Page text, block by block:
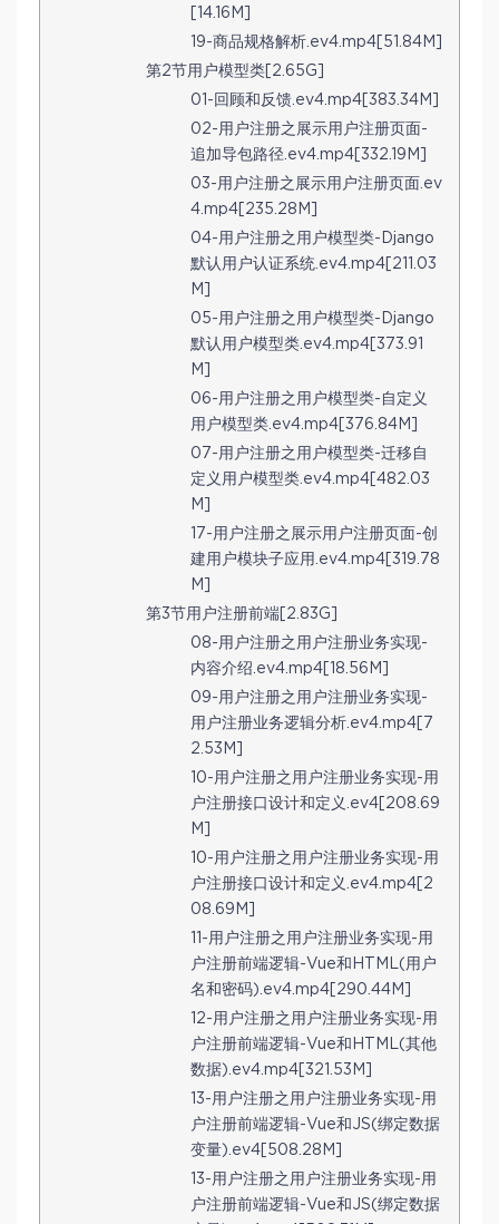
[14.16M]
19-商品规格解析.ev4.mp4[51.84M]
第2节用户模型类[2.65G]
01-回顾和反馈.ev4.mp4[383.34M]
02-用户注册之展示用户注册页面-
追加导包路径.ev4.mp4[332.19M]
03-用户注册之展示用户注册页面.ev
4.mp4[235.28M]
04-用户注册之用户模型类-Django
默认用户认证系统.ev4.mp4[211.03
M]
05-用户注册之用户模型类-Django
默认用户模型类.ev4.mp4[373.91
M]
06-用户注册之用户模型类-自定义
用户模型类.ev4.mp4[376.84M]
07-用户注册之用户模型类-迁移自
定义用户模型类.ev4.mp4[482.03
M]
17-用户注册之展示用户注册页面-创
建用户模块子应用.ev4.mp4[319.78
M]
第3节用户注册前端[2.83G]
08-用户注册之用户注册业务实现-
内容介绍.ev4.mp4[18.56M]
09-用户注册之用户注册业务实现-
用户注册业务逻辑分析.ev4.mp4[7
2.53M]
10-用户注册之用户注册业务实现-用
户注册接口设计和定义.ev4[208.69
M]
10-用户注册之用户注册业务实现-用
户注册接口设计和定义.ev4.mp4[2
08.69M]
11-用户注册之用户注册业务实现-用
户注册前端逻辑-Vue和HTML(用户
名和密码).ev4.mp4[290.44M]
12-用户注册之用户注册业务实现-用
户注册前端逻辑-Vue和HTML(其他
数据).ev4.mp4[321.53M]
13-用户注册之用户注册业务实现-用
户注册前端逻辑-Vue和JS(绑定数据
变量).ev4[508.28M]
13-用户注册之用户注册业务实现-用
户注册前端逻辑-Vue和JS(绑定数据